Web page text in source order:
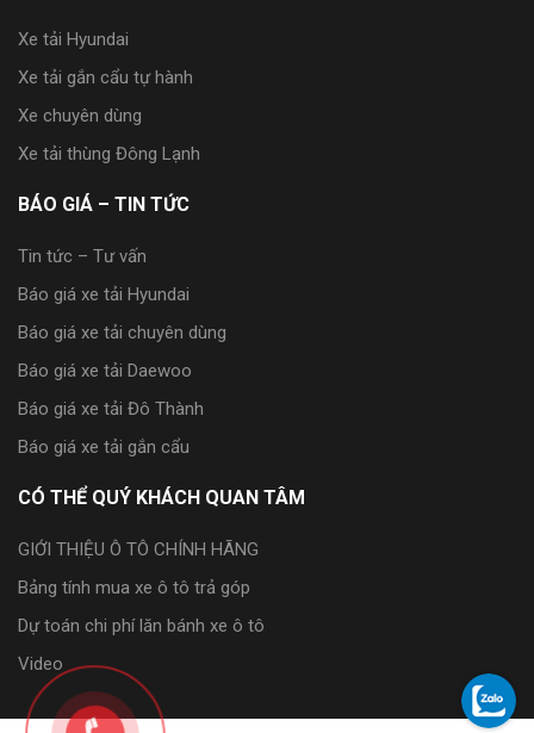
Xe tải Hyundai
Xe tải gắn cẩu tự hành
Xe chuyên dùng
Xe tải thùng Đông Lạnh
BÁO GIÁ – TIN TỨC
Tin tức – Tư vấn
Báo giá xe tải Hyundai
Báo giá xe tải chuyên dùng
Báo giá xe tải Daewoo
Báo giá xe tải Đô Thành
Báo giá xe tải gắn cẩu
CÓ THỂ QUÝ KHÁCH QUAN TÂM
GIỚI THIỆU Ô TÔ CHÍNH HÃNG
Bảng tính mua xe ô tô trả góp
Dự toán chi phí lăn bánh xe ô tô
Video